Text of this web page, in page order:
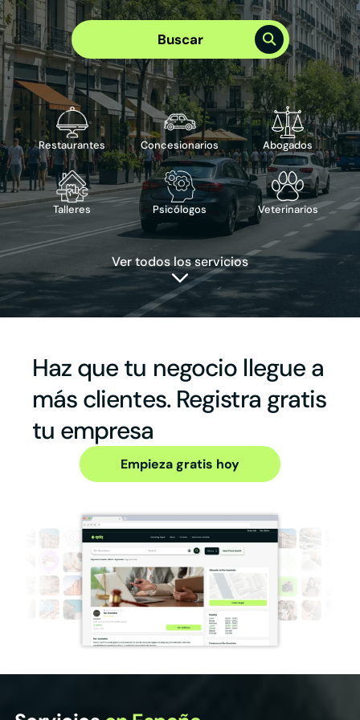
Buscar
Restaurantes Concesionarios Abogados
Talleres Psicólogos Veterinarios
Ver todos los servicios
Haz que tu negocio llegue a
más clientes. Registra gratis
tu empresa
Empieza gratis hoy
Te puede interesar
Reserva de cita ›
Reserva de mesa›
Publicidad en Google›
ChatBot IA›
Plan Visibilidad >
Plan Integral >